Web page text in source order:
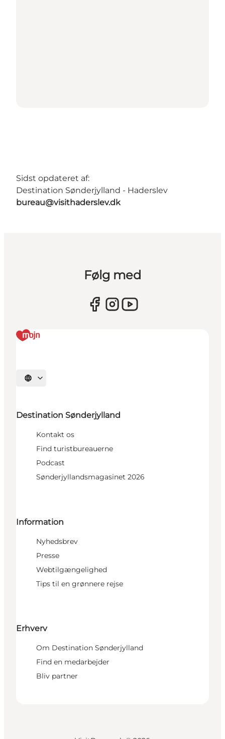
Sidst opdateret af:
Destination Sønderjylland - Haderslev
bureau@visithaderslev.dk
Følg med
Vælg sprog
Destination Sønderjylland
Kontakt os
Find turistbureauerne
Podcast
Sønderjyllandsmagasinet 2026
Information
Nyhedsbrev
Presse
Webtilgængelighed
Tips til en grønnere rejse
Erhverv
Om Destination Sønderjylland
Find en medarbejder
Bliv partner